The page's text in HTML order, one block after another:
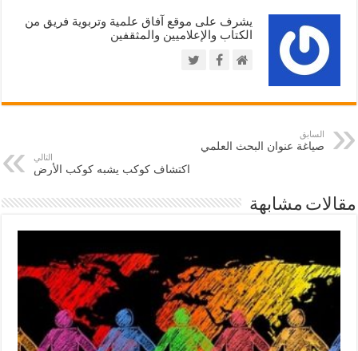
يشرف على موقع آفاق علمية وتربوية فريق من
الكتاب والإعلاميين والمثقفين
السابق
صياغة عنوان البحث العلمي
التالي
اكتشاف كوكب يشبه كوكب الأرض
مقالات مشابهة